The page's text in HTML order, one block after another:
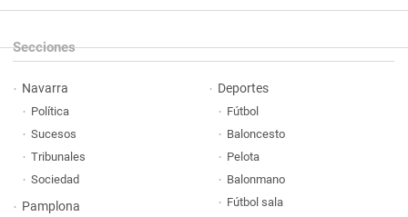
Secciones
Navarra
Política
Sucesos
Tribunales
Sociedad
Pamplona
Deportes
Fútbol
Baloncesto
Pelota
Balonmano
Fútbol sala